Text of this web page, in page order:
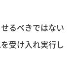
るべきではない
受け入れ実行し